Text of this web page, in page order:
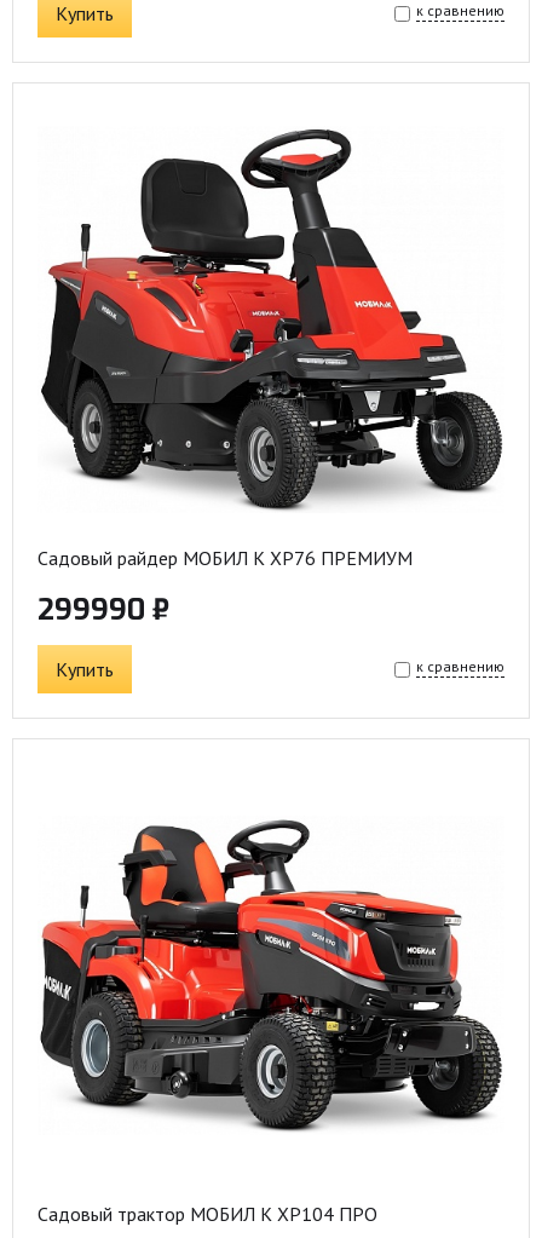
Купить к сравнению
Садовый райдер МОБИЛ К XP76 ПРЕМИУМ
299990 ₽
Купить к сравнению
Садовый трактор МОБИЛ К XP104 ПРО